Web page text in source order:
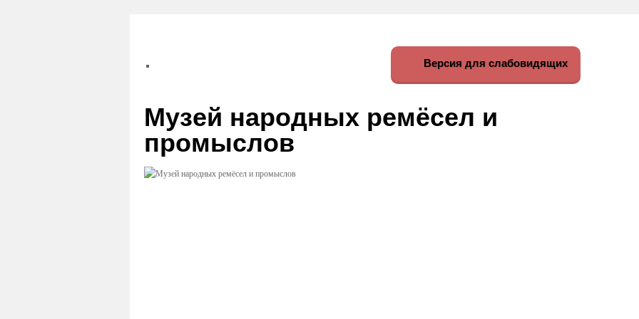
Версия для слабовидящих
Музей народных ремёсел и
промыслов